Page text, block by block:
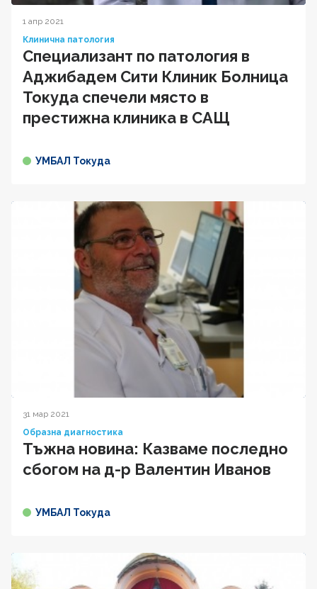
1 апр 2021
Клинична патология
Специализант по патология в
Аджибадем Сити Клиник Болница
Токуда спечели място в
престижна клиника в САЩ
УМБАЛ Токуда
31 мар 2021
Образна диагностика
Тъжна новина: Казваме последно
сбогом на д-р Валентин Иванов
УМБАЛ Токуда